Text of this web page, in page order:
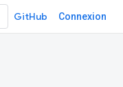
GitHub Connexion